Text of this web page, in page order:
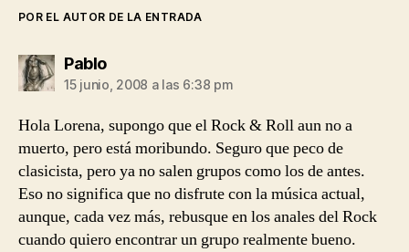
POR EL AUTOR DE LA ENTRADA
Pablodice:
15 junio, 2008 a las 6:38 pm
Hola Lorena, supongo que el Rock & Roll aun no a
muerto, pero está moribundo. Seguro que peco de
clasicista, pero ya no salen grupos como los de antes.
Eso no significa que no disfrute con la música actual,
aunque, cada vez más, rebusque en los anales del Rock
cuando quiero encontrar un grupo realmente bueno.